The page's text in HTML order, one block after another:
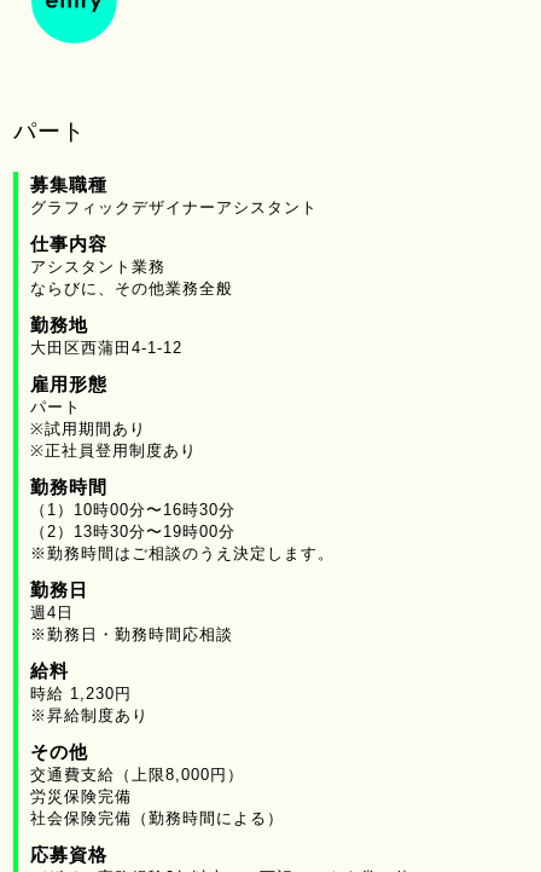
パート
募集職種
グラフィックデザイナーアシスタント
仕事内容
アシスタント業務
ならびに、その他業務全般
勤務地
大田区西蒲田4-1-12
雇用形態
パート
※試用期間あり
※正社員登用制度あり
勤務時間
（1）10時00分〜16時30分
（2）13時30分〜19時00分
※勤務時間はご相談のうえ決定します。
勤務日
週4日
※勤務日・勤務時間応相談
給料
時給 1,230円
※昇給制度あり
その他
交通費支給（上限8,000円）
労災保険完備
社会保険完備（勤務時間による）
応募資格